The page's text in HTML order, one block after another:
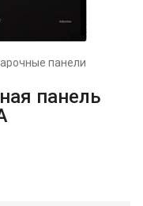
панели
панель